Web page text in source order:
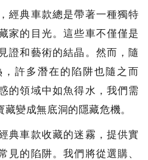
經典車款總是帶著一種獨特
家的目光。這些車不僅僅是
證和藝術的結晶。然而，隨
許多潛在的陷阱也隨之而
的領域中如魚得水，我們需
變成無底洞的隱藏危機。
典車款收藏的迷霧，提供實
見的陷阱。我們將從選購、